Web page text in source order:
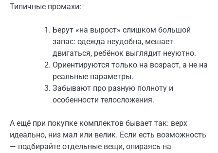
Типичные промахи:
Берут «на вырост» слишком большой
запас: одежда неудобна, мешает
двигаться, ребёнок выглядит неуютно.
Ориентируются только на возраст, а не на
реальные параметры.
Забывают про разную полноту и
особенности телосложения.
А ещё при покупке комплектов бывает так: верх
идеально, низ мал или велик. Если есть возможность
— подбирайте отдельные вещи, опираясь на